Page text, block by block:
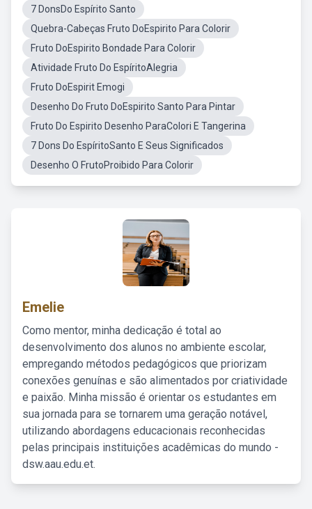
7 DonsDo Espírito Santo
Quebra-Cabeças Fruto DoEspirito Para Colorir
Fruto DoEspirito Bondade Para Colorir
Atividade Fruto Do EspíritoAlegria
Fruto DoEspirit Emogi
Desenho Do Fruto DoEspirito Santo Para Pintar
Fruto Do Espirito Desenho ParaColori E Tangerina
7 Dons Do EspíritoSanto E Seus Significados
Desenho O FrutoProibido Para Colorir
Emelie
Como mentor, minha dedicação é total ao
desenvolvimento dos alunos no ambiente escolar,
empregando métodos pedagógicos que priorizam
conexões genuínas e são alimentados por criatividade
e paixão. Minha missão é orientar os estudantes em
sua jornada para se tornarem uma geração notável,
utilizando abordagens educacionais reconhecidas
pelas principais instituições acadêmicas do mundo -
dsw.aau.edu.et.